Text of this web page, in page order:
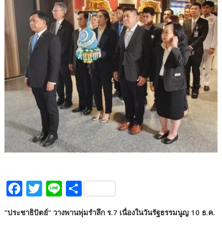
F
ac
e
T
w
itt
Li
e
S
h
ar
“ประชาธิปัตย์“ วางพานพุ่มรำลึก ร.7 เนื่องในวันรัฐธรรมนูญ 10 ธ.ค.